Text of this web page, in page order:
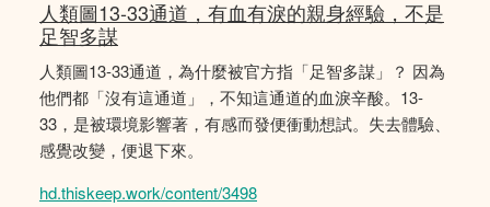
人類圖13-33通道，有血有淚的親身經驗，不是
足智多謀
人類圖13-33通道，為什麼被官方指「足智多謀」？ 因為
他們都「沒有這通道」，不知這通道的血淚辛酸。13-
33，是被環境影響著，有感而發便衝動想試。失去體驗、
感覺改變，便退下來。
hd.thiskeep.work/content/3498